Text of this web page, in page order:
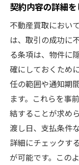
契約内容の詳細
不動産買取におい
は、取引の成功に
る条項は、物件に
確にしておくため
任の範囲や通知期
ます。これらを事
結することが求め
渡し日、支払条件
詳細にチェックす
が可能です。この